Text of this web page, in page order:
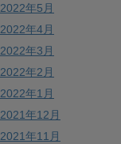
2022年5月
2022年4月
2022年3月
2022年2月
2022年1月
2021年12月
2021年11月